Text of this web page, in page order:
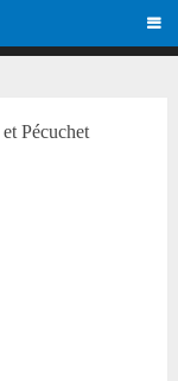
Pécuchet